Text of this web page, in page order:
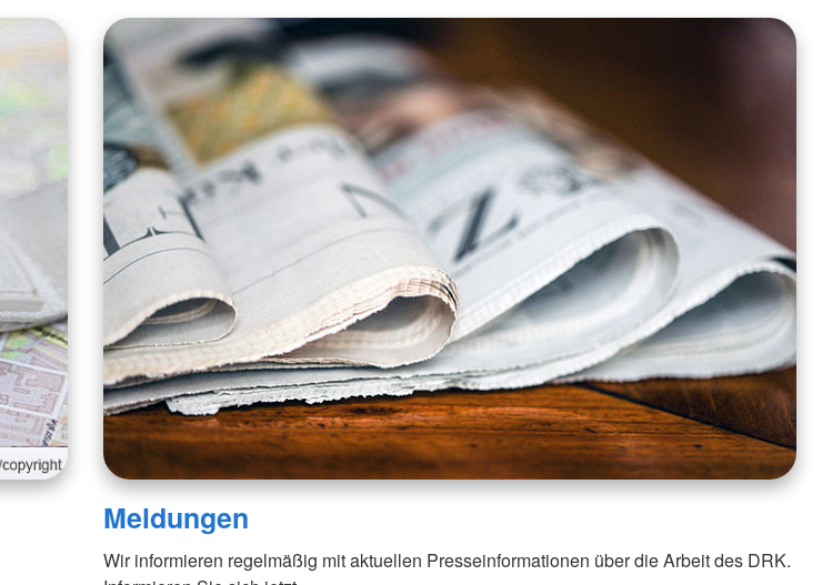
Meldungen
Wir informieren regelmäßig mit aktuellen Presseinformationen über die Arbeit des DRK.